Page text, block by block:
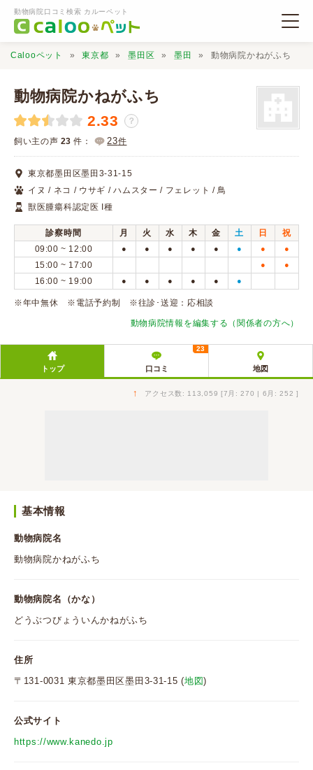
動物病院口コミ検索 カルーペット
動物病院検索
口コミ検索
Calooペットとは？
口コミ投稿
Calooペット 東京都 墨田区 墨田 動物病院かねがふち
動物病院かねがふち
2.33 ？
飼い主の声 23 件： 23件
東京都墨田区墨田3-31-15
イヌ / ネコ / ウサギ / ハムスター / フェレット / 鳥
獣医腫瘍科認定医 I種
診察時間 月 火 水 木 金 土 日
祝
09:00 ~ 12:00
● ● ● ● ● ● ● ●
15:00 ~ 17:00 ● ●
16:00 ~ 19:00 ● ● ● ● ● ●
※年中無休 ※電話予約制 ※往診･送迎：応相談
動物病院情報を編集する（関係者の方へ）
トップ 口コミ
23
地図
↑ アクセス数: 113,059 [7月: 270 | 6月: 252 ]
基本情報
動物病院名
動物病院かねがふち
動物病院名（かな）
どうぶつびょういんかねがふち
住所
〒131-0031 東京都墨田区墨田3-31-15 (地図)
公式サイト
https://www.kanedo.jp